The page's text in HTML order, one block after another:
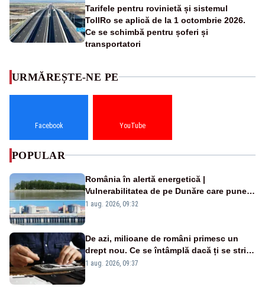
Tarifele pentru rovinietă și sistemul
TollRo se aplică de la 1 octombrie 2026.
Ce se schimbă pentru șoferi și
transportatori
URMĂREȘTE-NE PE
Facebook YouTube
POPULAR
România în alertă energetică |
Vulnerabilitatea de pe Dunăre care pune
în pericol Centrala Cernavodă era
1 aug. 2026, 09:32
De azi, milioane de români primesc un
drept nou. Ce se întâmplă dacă ți se strică
un produs
1 aug. 2026, 09:37